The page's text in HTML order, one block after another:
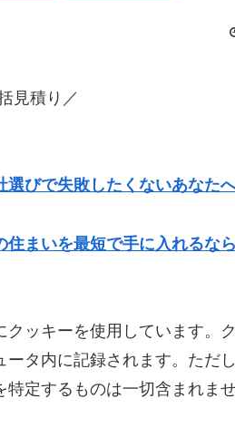
見積り／
びで失敗したくないあなたへ
まいを最短で手に入れるなら
ッキーを使用しています。
タ内に記録されます。ただ
定するものは一切含まれませ